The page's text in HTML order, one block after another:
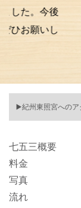
後
し
▶️紀州東照宮へのア
七五三概要
料金
写真
流れ